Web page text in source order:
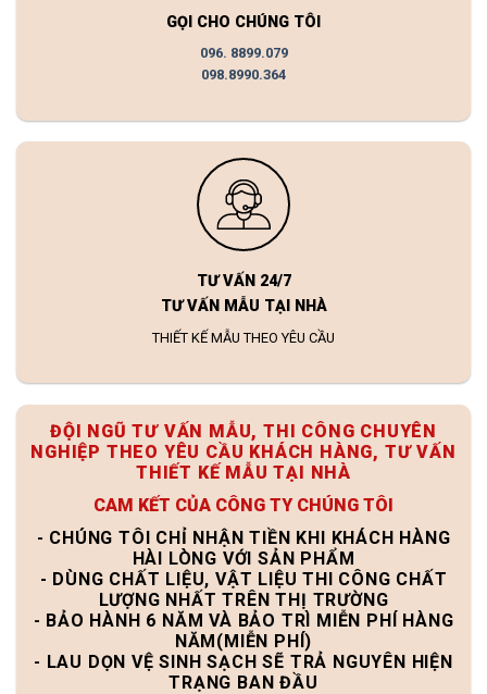
GỌI CHO CHÚNG TÔI
096. 8899.079
098.8990.364
TƯ VẤN 24/7
TƯ VẤN MẪU TẠI NHÀ
THIẾT KẾ MẪU THEO YÊU CẦU
ĐỘI NGŨ TƯ VẤN MẪU, THI CÔNG CHUYÊN
NGHIỆP THEO YÊU CẦU KHÁCH HÀNG, TƯ VẤN
THIẾT KẾ MẪU TẠI NHÀ
CAM KẾT CỦA CÔNG TY CHÚNG TÔI
- CHÚNG TÔI CHỈ NHẬN TIỀN KHI KHÁCH HÀNG
HÀI LÒNG VỚI SẢN PHẨM
- DÙNG CHẤT LIỆU, VẬT LIỆU THI CÔNG CHẤT
LƯỢNG NHẤT TRÊN THỊ TRƯỜNG
- BẢO HÀNH 6 NĂM VÀ BẢO TRÌ MIỄN PHÍ HÀNG
NĂM(MIỄN PHÍ)
- LAU DỌN VỆ SINH SẠCH SẼ TRẢ NGUYÊN HIỆN
TRẠNG BAN ĐẦU